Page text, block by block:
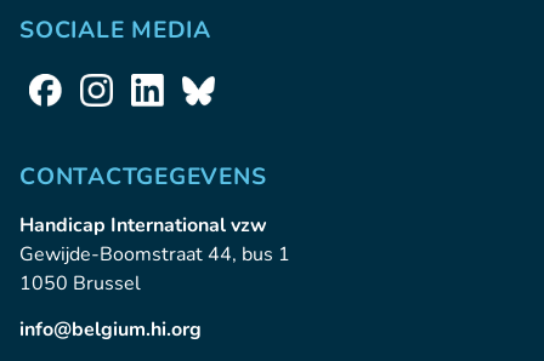
SOCIALE MEDIA
CONTACTGEGEVENS
Handicap International vzw
Gewijde-Boomstraat 44, bus 1
1050 Brussel
info@belgium.hi.org